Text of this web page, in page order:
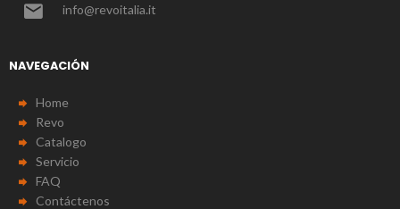
info@revoitalia.it
NAVEGACIÓN
Home
Revo
Catalogo
Servicio
FAQ
Contáctenos